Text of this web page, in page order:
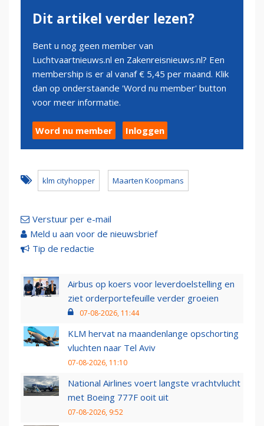
Dit artikel verder lezen?
Bent u nog geen member van
Luchtvaartnieuws.nl en Zakenreisnieuws.nl? Een
membership is er al vanaf € 5,45 per maand. Klik
dan op onderstaande 'Word nu member' button
voor meer informatie.
Word nu member Inloggen
klm cityhopper Maarten Koopmans
Verstuur per e-mail
Meld u aan voor de nieuwsbrief
Tip de redactie
Airbus op koers voor leverdoelstelling en
ziet orderportefeuille verder groeien
07-08-2026, 11:44
KLM hervat na maandenlange opschorting
vluchten naar Tel Aviv
07-08-2026, 11:10
National Airlines voert langste vrachtvlucht
met Boeing 777F ooit uit
07-08-2026, 9:52